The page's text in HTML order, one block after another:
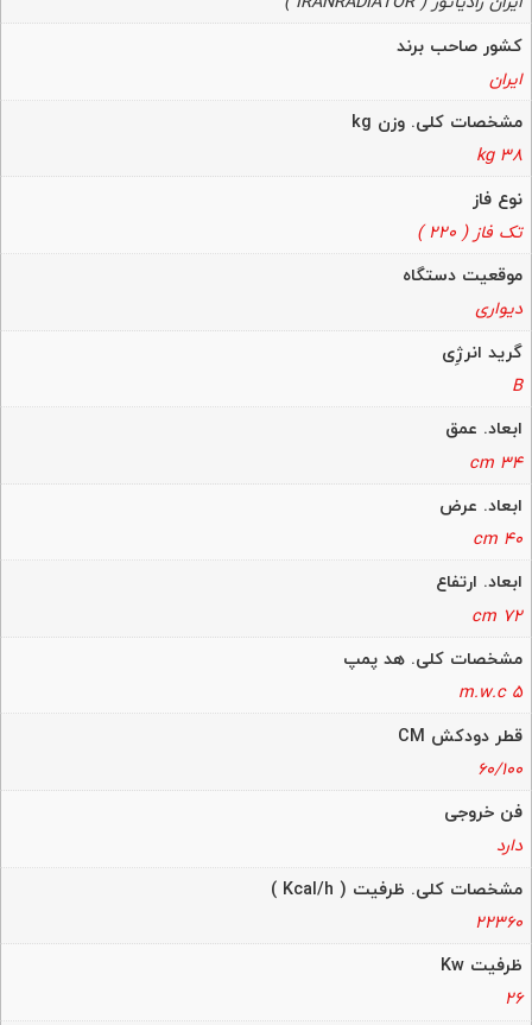
کشور صاحب برند
ایران
مشخصات کلی. وزن kg
38 kg
نوع فاز
تک فاز ( 220 )
موقعیت دستگاه
دیواری
گرید انرژِی
B
ابعاد. عمق
34 cm
ابعاد. عرض
40 cm
ابعاد. ارتفاع
72 cm
مشخصات کلی. هد پمپ
5 m.w.c
قطر دودکش CM
60/100
فن خروجی
دارد
مشخصات کلی. ظرفیت ( Kcal/h )
22360
ظرفیت Kw
26